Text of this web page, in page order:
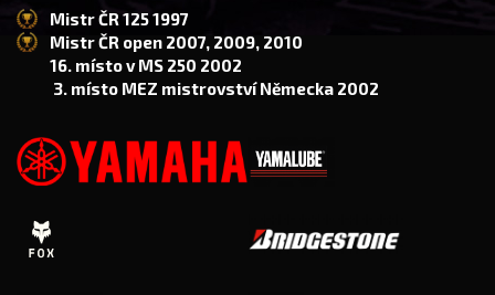
Mistr ČR 125 1997
Mistr ČR open 2007, 2009, 2010
16. místo v MS 250 2002
3. místo MEZ mistrovství Německa 2002